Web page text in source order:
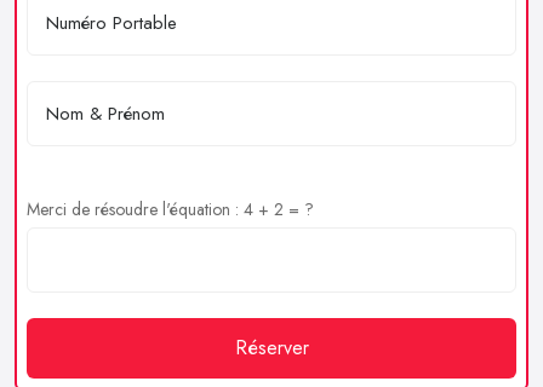
Merci de résoudre l'équation : 4 + 2 = ?
Réserver